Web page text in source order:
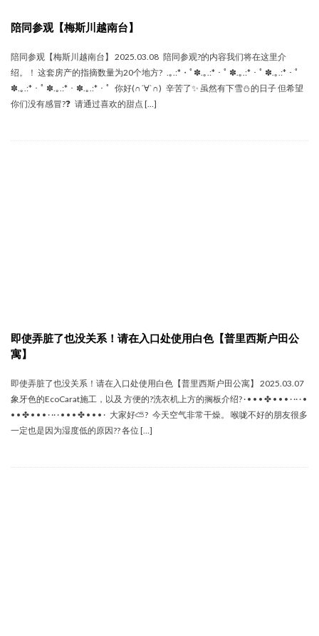
陪同参观【梅斯川越南台】
陪同参观【梅斯川越南台】 2025.03.08 陪同参观‍?的内容我们将在这里介
绍。！ 这套房产的指摘数量为20个地方? .｡.:*・ﾟ✽.｡.:*・ﾟ ✽.｡.:*・ﾟ ✽.｡.:*・ﾟ
✽.｡.:*・ﾟ ✽.｡.:*・✽.｡.:*・ﾟ 你好(∩´∀`∩) 辛苦了✨ 虽然有下雪⛄的日子 但希望
你们没有感冒?❓ 请通过喜欢的甜点 […]
即使弄脏了也没关系！请在入口处使用白色【普里西斯户田公
寓】
即使弄脏了也没关系！请在入口处使用白色【普里西斯户田公寓】 2025.03.07
象牙色的EcoCarat施工，以及 方便的?洗衣机上方的搁板介绍? · • • • ✤ • • • · ·· · •
• • ✤ • • • · ·· · • • • ✤ • • • · 大家好⛅️? 今天空气非常干燥。 喉咙不好的朋友很多
一定也是因为湿度低的原因?? 各位 […]